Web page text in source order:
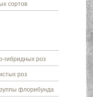
сортов
гибридных роз
роз
флорибунда